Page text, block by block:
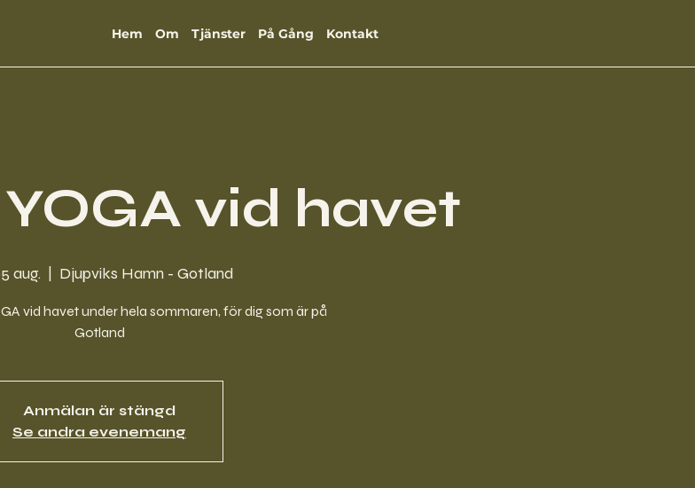
Hem Om Tjänster På Gång Kontakt
vid havet
aug. Djupviks Hamn - Gotland
vid havet under hela sommaren, för dig som är på
Gotland
Anmälan är stängd
Se andra evenemang